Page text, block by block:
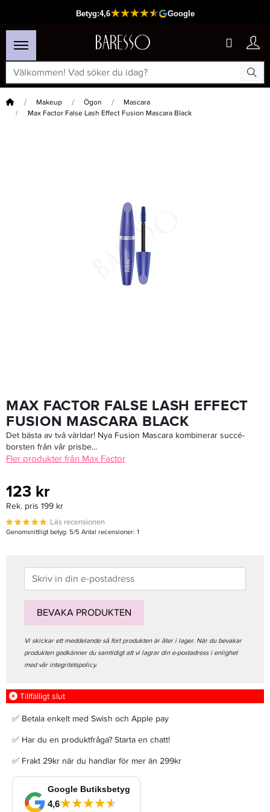
Hem Makeup Ögon
Mascara
Max Factor False Lash Effect Fusion Mascara Black
Goldwell Dualsenses Blondes & Highlights Serum Spray 150ml
MAX FACTOR FALSE LASH EFFECT
FUSION MASCARA BLACK
Det bästa av två världar! Nya Fusion Mascara kombinerar succé-
borsten från vår prisbe...
Fler produkter från Max Factor
123 kr
Rek. pris 199 kr
Läs recensionen
Genomsnittligt betyg: 5/5 Antal recensioner: 1
BEVAKA PRODUKTEN
Vi skickar ett meddelande så fort produkten är åter i lager. När du bevakar
produkten godkänner du samtidigt att vi lagrar din e-postadress i enlighet
med vår integritetspolicy.
Tillfälligt slut
✅ Betala enkelt med Swish och Apple pay
✅ Har du en produktfråga? Starta en chatt!
✅ Frakt 29kr när du handlar för mer än 299kr